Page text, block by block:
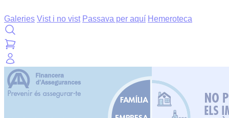
Galeries Vist i no vist Passava per aquí Hemeroteca